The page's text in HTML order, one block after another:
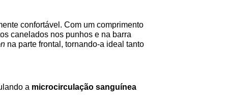
confortável. Com um comprimento
canelados nos punhos e na barra
na parte frontal, tornando-a ideal tanto
a microcirculação sanguínea